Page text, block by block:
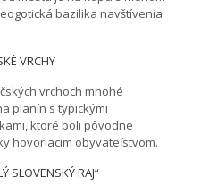
bazilika navštívenia
VRCHY
vrchoch mnohé
planín s typickými
ktoré boli pôvodne
hovoriacim obyvateľstvom.
SLOVENSKÝ RAJ“